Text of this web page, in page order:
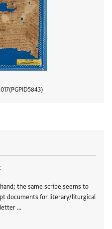
PGPID5843
the same scribe seems to
documents for literary/liturgical
letter …